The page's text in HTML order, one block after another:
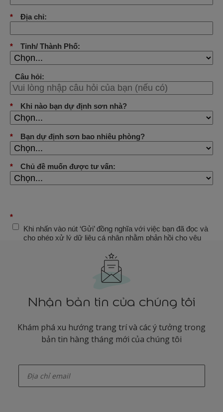
Nhận bản tin của chúng tôi
Khám phá xu hướng trang trí và các ý tưởng trong
bản tin hàng tháng mới của chúng tôi